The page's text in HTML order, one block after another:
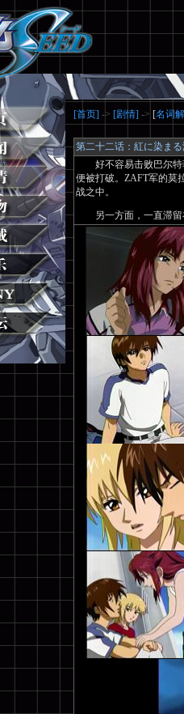
[首页] -> [剧情] -> [名词
第二十二话：紅に染ま
好不容易击败巴尔特
便被打破。ZAFT军的莫
战之中。
另一方面，一直滞留